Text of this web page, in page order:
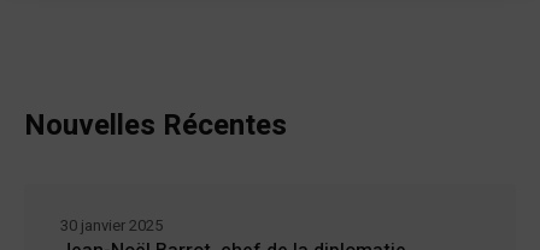
Nouvelles Récentes
30 janvier 2025